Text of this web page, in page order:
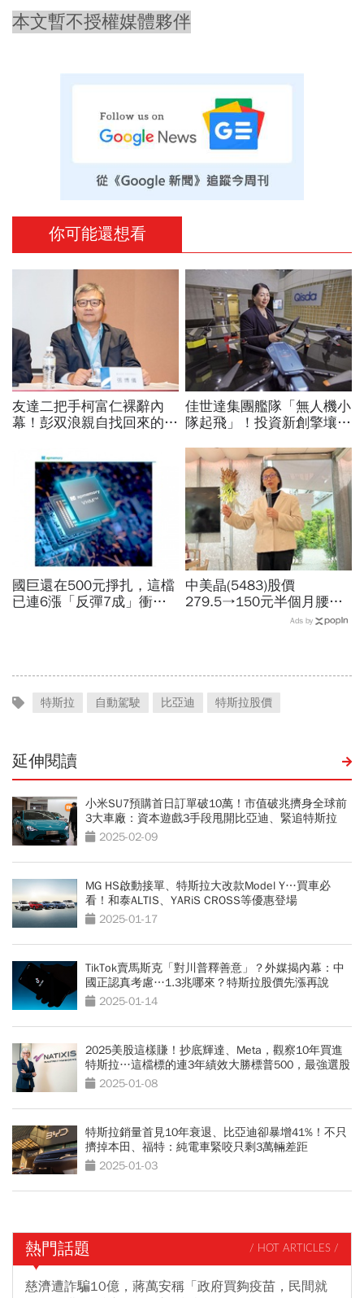
本文暫不授權媒體夥伴
你可能還想看
友達二把手柯富仁裸辭內
幕！彭双浪親自找回來的接
「落後群創」成最後稻草？
佳世達集團艦隊「無人機小
隊起飛」！投資新創擎壤、
兵：鎖定美日頂級客戶切入
國巨還在500元掙扎，這檔
已連6漲「反彈7成」衝千
中美晶(5483)股價
279.5→150元半個月腰
斬，徐秀蘭端出Q2好成
Ads by
特斯拉 自動駕駛 比亞迪 特斯拉股價
延伸閱讀
小米SU7預購首日訂單破10萬！市值破兆擠身全球前
3大車廠：資本遊戲3手段甩開比亞迪、緊追特斯拉
2025-02-09
MG HS啟動接單、特斯拉大改款Model Y…買車必
看！和泰ALTIS、YARiS CROSS等優惠登場
2025-01-17
TikTok賣馬斯克「對川普釋善意」？外媒揭內幕：中
國正認真考慮…1.3兆哪來？特斯拉股價先漲再說
2025-01-14
2025美股這樣賺！抄底輝達、Meta，觀察10年買進
特斯拉…這檔標的連3年績效大勝標普500，最強選股
策略曝光
2025-01-08
特斯拉銷量首見10年衰退、比亞迪卻暴增41%！不只
擠掉本田、福特：純電車緊咬只剩3萬輛差距
2025-01-03
熱門話題 / HOT ARTICLES /
慈濟遭詐騙10億，蔣萬安稱「政府買夠疫苗，民間就